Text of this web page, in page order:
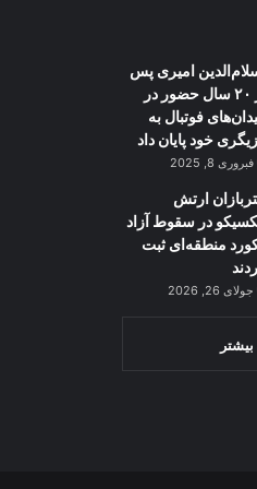
امیری پس
از ۲۰ سال حضور در
فوتبال به
خود پایان داد
فبروری 8, 2025
ارتش
در سقوط آزاد
منطقه‌ای ثبت
جولای 26, 2026